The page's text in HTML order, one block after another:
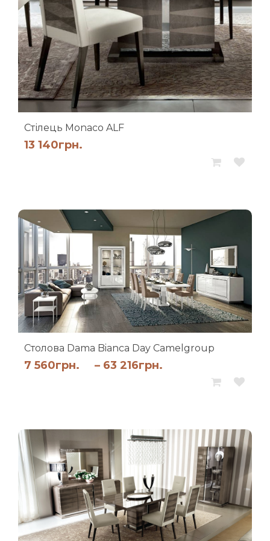
Стілець Monaco ALF
13 140грн.
Столова Dama Bianca Day Camelgroup
7 560грн. – 63 216грн.
63
216грн.